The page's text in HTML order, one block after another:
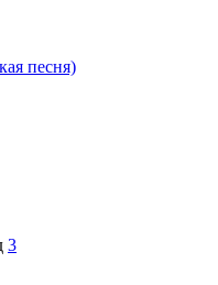
песня)
3